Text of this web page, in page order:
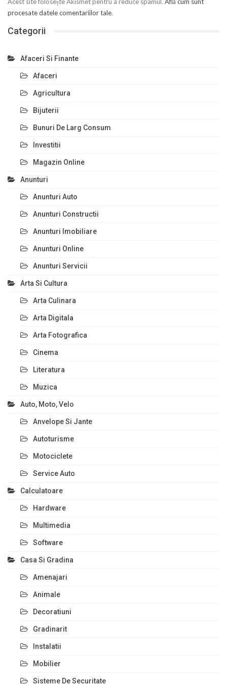
Acest site folosește Akismet pentru a reduce spamul. Află cum sunt
procesate datele comentariilor tale.
Categorii
Afaceri Si Finante
Afaceri
Agricultura
Bijuterii
Bunuri De Larg Consum
Investitii
Magazin Online
Anunturi
Anunturi Auto
Anunturi Constructii
Anunturi Imobiliare
Anunturi Online
Anunturi Servicii
Arta Si Cultura
Arta Culinara
Arta Digitala
Arta Fotografica
Cinema
Literatura
Muzica
Auto, Moto, Velo
Anvelope Si Jante
Autoturisme
Motociclete
Service Auto
Calculatoare
Hardware
Multimedia
Software
Casa Si Gradina
Amenajari
Animale
Decoratiuni
Gradinarit
Instalatii
Mobilier
Sisteme De Securitate